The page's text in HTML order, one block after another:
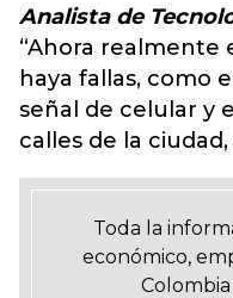
Analista de
“Ahora realmente
haya fallas, como
señal de celular y
calles de la
Toda la
económico,